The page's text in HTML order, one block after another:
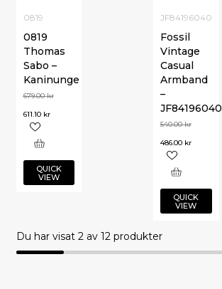
0819
0819
Thomas
Sabo –
Kaninunge
679.00kr
611.10 kr
QUICK
VIEW
JF84196040
Fossil
Vintage
Casual
Armband
–
JF84196040
540.00kr
486.00 kr
QUICK
VIEW
Du har visat 2av 12 produkter